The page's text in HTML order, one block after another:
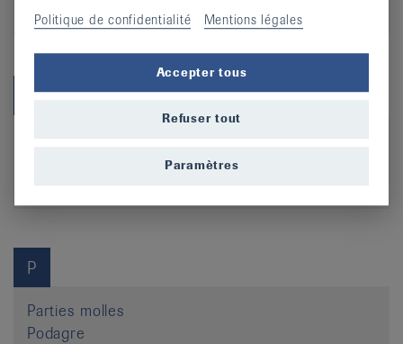
Nodosités goutteuses
O
P
Parties molles
Podagre
Politique de confidentialité Mentions légales
Accepter tous
Refuser tout
Paramètres